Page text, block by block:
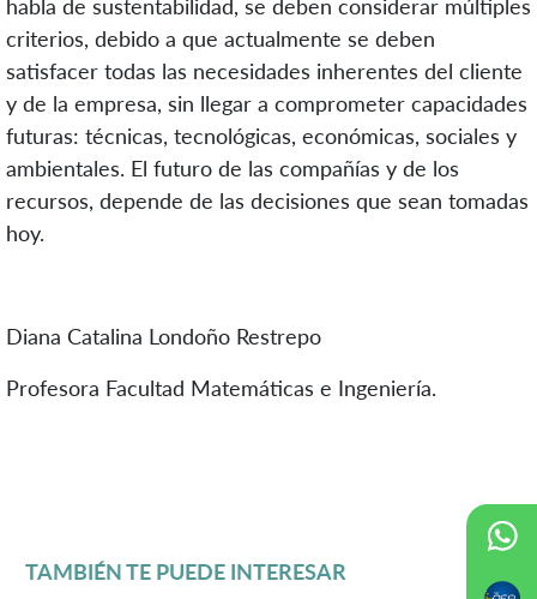
habla de sustentabilidad, se deben considerar múltiples
criterios, debido a que actualmente se deben
satisfacer todas las necesidades inherentes del cliente
y de la empresa, sin llegar a comprometer capacidades
futuras: técnicas, tecnológicas, económicas, sociales y
ambientales. El futuro de las compañías y de los
recursos, depende de las decisiones que sean tomadas
hoy.
Diana Catalina Londoño Restrepo
Profesora Facultad Matemáticas e Ingeniería.
TAMBIÉN TE PUEDE INTERESAR